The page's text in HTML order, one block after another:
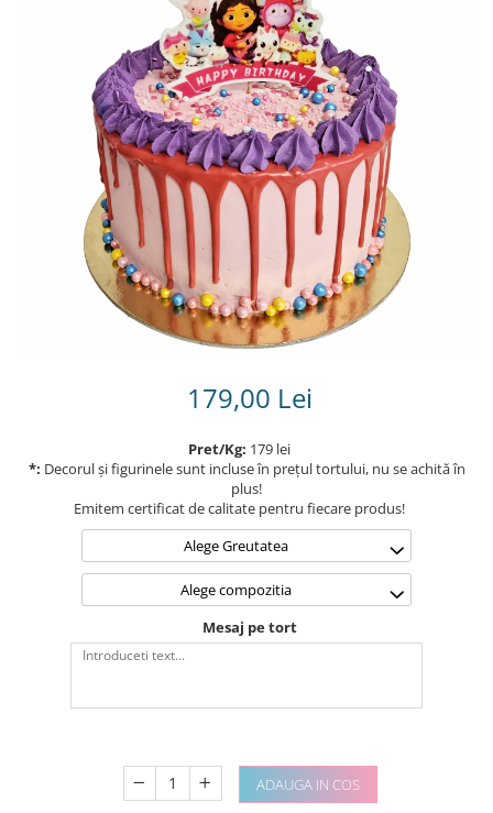
Torturi in frosting- crema pentru
Torturi cu flori
Tortulețe 1.7 kg - 2 kg
179,00 Lei
Pret/Kg: 179 lei
*: Decorul și figurinele sunt incluse în prețul tortului, nu se achită în
plus!
Emitem certificat de calitate pentru fiecare produs!
Alege Greutatea
Alege compozitia
Mesaj pe tort
ADAUGA IN COS